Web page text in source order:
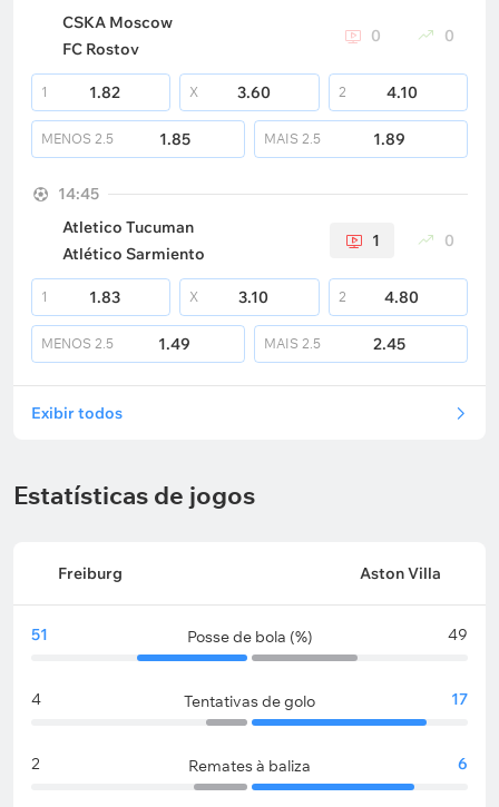
CSKA Moscow
FC Rostov
0 0
1 1.82 X 3.60 2 4.10
MENOS 2.5 1.85 MAIS 2.5 1.89
14:45
Atletico Tucuman
Atlético Sarmiento
1 0
1 1.83 X 3.10 2 4.80
MENOS 2.5 1.49 MAIS 2.5 2.45
Exibir todos
Estatísticas de jogos
Freiburg Aston Villa
51 Posse de bola (%) 49
4 Tentativas de golo 17
2 Remates à baliza 6